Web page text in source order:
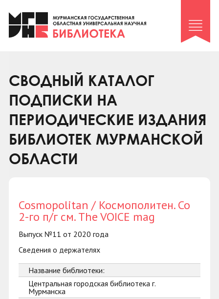
Клуб «Гиря и сельдерей»
Клуб «Семейный архив»
Коллегам
Контакты
СВОДНЫЙ КАТАЛОГ
ПОДПИСКИ НА
ПЕРИОДИЧЕСКИЕ ИЗДАНИЯ
БИБЛИОТЕК МУРМАНСКОЙ
ОБЛАСТИ
Cosmopolitan / Космополитен. Со
2-го п/г см. The VOICE mag
Выпуск №11 от 2020 года
Сведения о держателях
Название библиотеки:
Центральная городская библиотека г.
Мурманска